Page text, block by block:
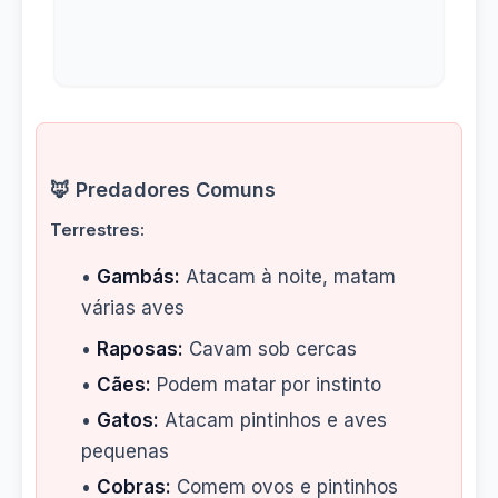
🦊 Predadores Comuns
Terrestres:
• Gambás: Atacam à noite, matam
várias aves
• Raposas: Cavam sob cercas
• Cães: Podem matar por instinto
• Gatos: Atacam pintinhos e aves
pequenas
• Cobras: Comem ovos e pintinhos